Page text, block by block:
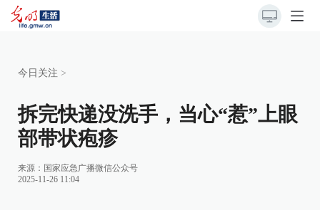
今日关注 >
拆完快递没洗手，当心“惹”上眼
部带状疱疹
来源： 国家应急广播微信公众号
2025-11-26 11:04